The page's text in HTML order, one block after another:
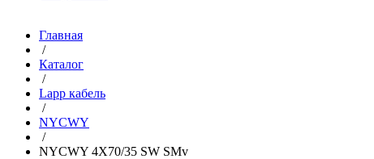
Главная
/
Каталог
/
Lapp кабель
/
NYCWY
/
NYCWY 4X70/35 SW SMv